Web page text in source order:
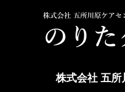
株式会社 五所